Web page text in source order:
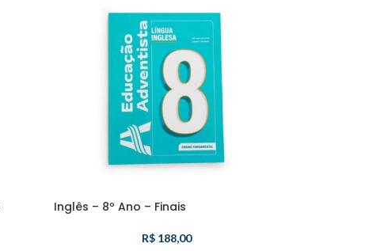
Inglês – 8º Ano – Finais
R$188,00